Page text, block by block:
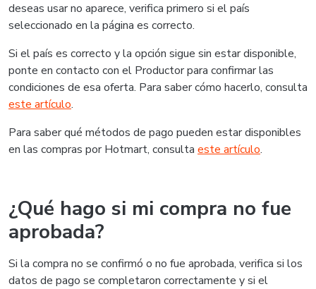
deseas usar no aparece, verifica primero si el país
seleccionado en la página es correcto.
Si el país es correcto y la opción sigue sin estar disponible,
ponte en contacto con el Productor para confirmar las
condiciones de esa oferta. Para saber cómo hacerlo, consulta
este artículo.
Para saber qué métodos de pago pueden estar disponibles
en las compras por Hotmart, consulta este artículo.
¿Qué hago si mi compra no fue
aprobada?
Si la compra no se confirmó o no fue aprobada, verifica si los
datos de pago se completaron correctamente y si el